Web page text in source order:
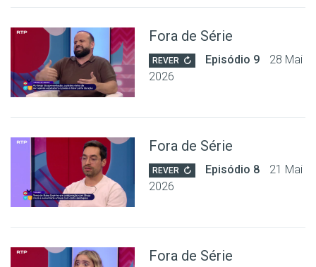
Fora de Série
REVER Episódio 9
28 Mai
2026
Fora de Série
REVER Episódio 8
21 Mai
2026
Fora de Série